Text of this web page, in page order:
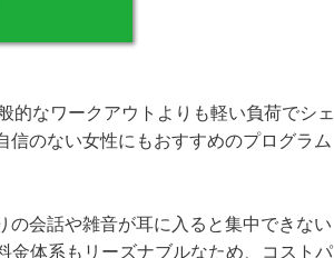
的なワークアウトよりも軽い負荷でシェ
のない女性にもおすすめのプログラム
の会話や雑音が耳に入ると集中できない
金体系もリーズナブルなため、コストパ